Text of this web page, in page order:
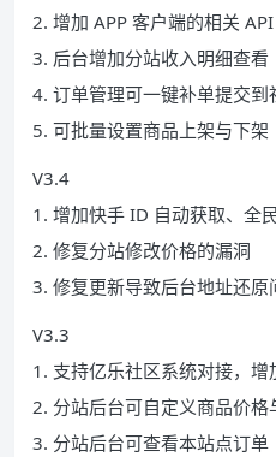
2. 增加 APP 客户端的相关 API
3. 后台增加分站收入明细查看
4. 订单管理可一键补单提交到
5. 可批量设置商品上架与下架
V3.4
1. 增加快手 ID 自动获取、全
2. 修复分站修改价格的漏洞
3. 修复更新导致后台地址还原
V3.3
1. 支持亿乐社区系统对接，增
2. 分站后台可自定义商品价格
3. 分站后台可查看本站点订单